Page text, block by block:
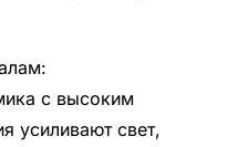
с высоким
усиливают свет,